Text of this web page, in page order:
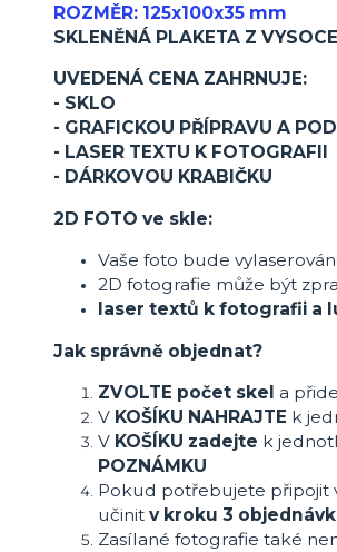
ROZMĚR: 125x100x35 mm
SKLENĚNÁ PLAKETA Z
UVEDENÁ CENA ZAHRNUJE:
- SKLO
- GRAFICKOU PŘÍPRAVU A
- LASER TEXTU K FOTOGRAFII
- DÁRKOVOU KRABIČKU
2D FOTO ve skle:
Vaše foto bude
2D fotografie může být
laser textů k fotografii a
Jak správně objednat?
ZVOLTE počet skel a
V KOŠÍKU NAHRAJTE k
V KOŠÍKU zadejte k
POZNÁMKU
Pokud potřebujete připojit
učinit v kroku 3
Zasílané fotografie také